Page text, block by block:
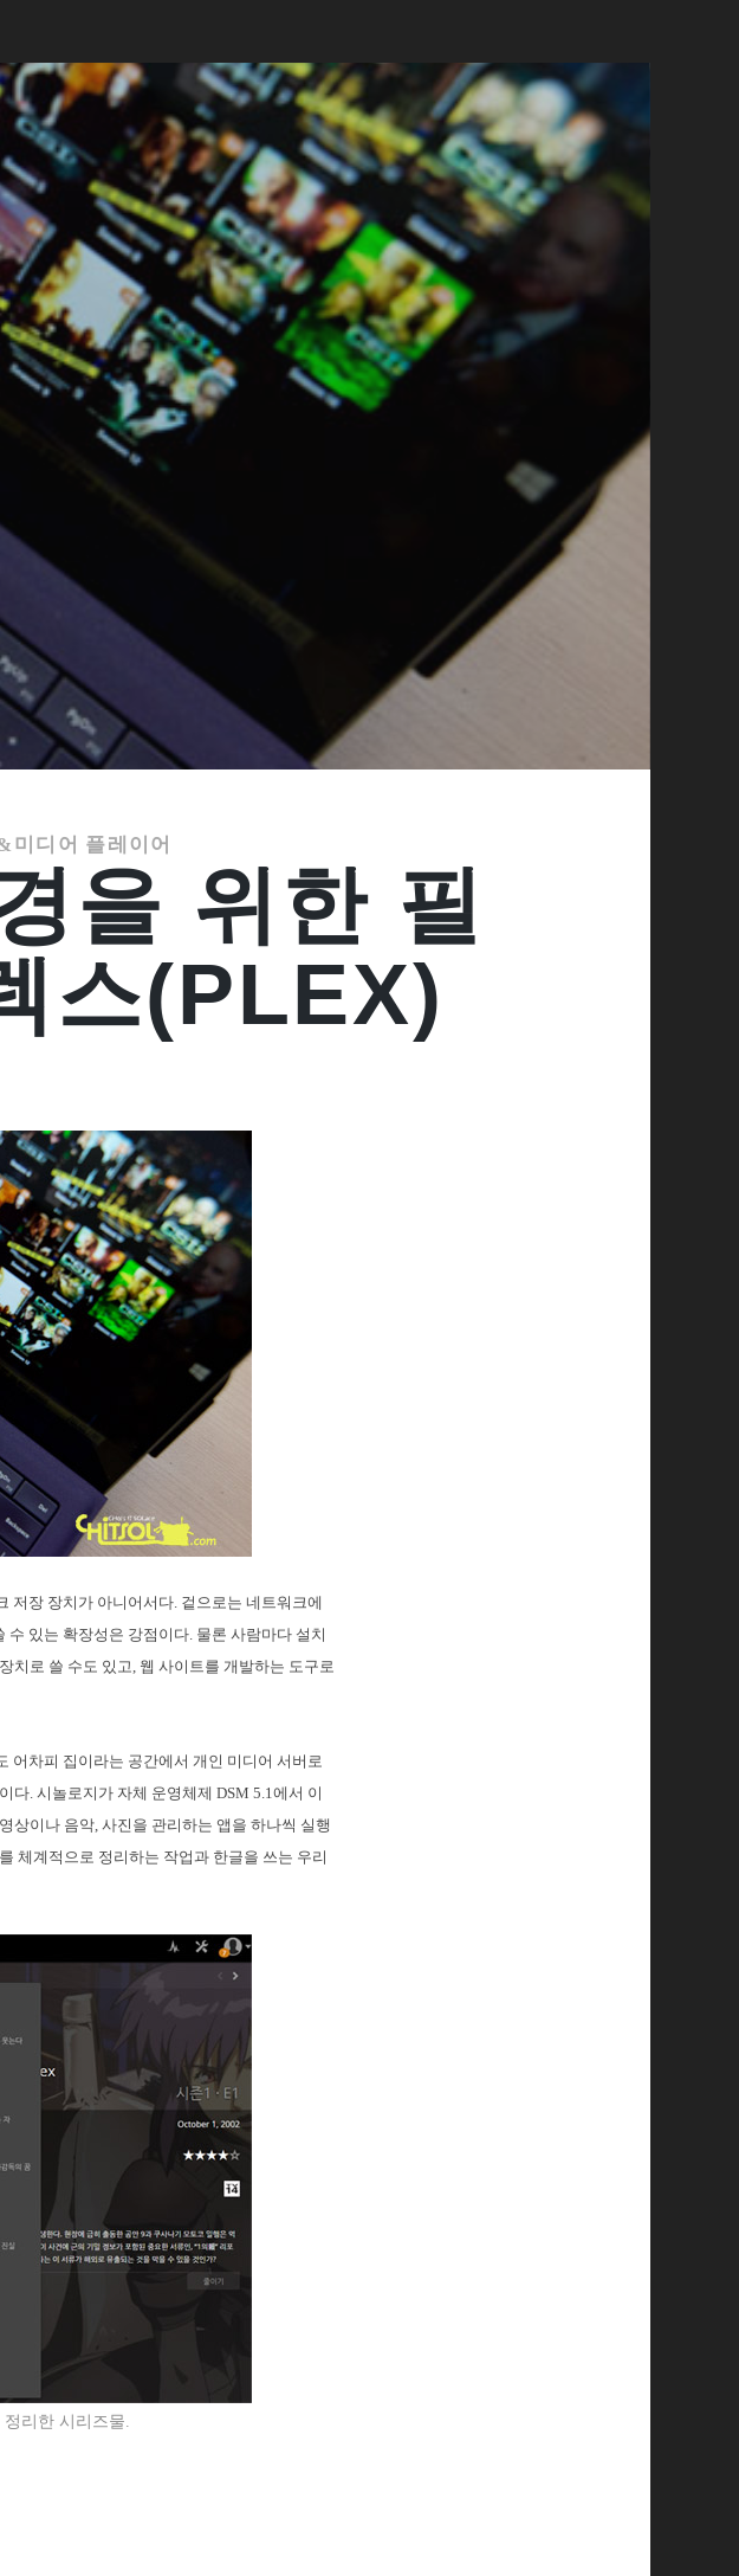
미디어 플레이어
을 위한 필
스(PLEX)
저장 장치가 아니어서다. 겉으로는 네트워크에
있는 확장성은 강점이다. 물론 사람마다 설치
치로 쓸 수도 있고, 웹 사이트를 개발하는 도구로
어차피 집이라는 공간에서 개인 미디어 서버로
다. 시놀로지가 자체 운영체제 DSM 5.1에서 이
상이나 음악, 사진을 관리하는 앱을 하나씩 실행
체계적으로 정리하는 작업과 한글을 쓰는 우리
리한 시리즈물.